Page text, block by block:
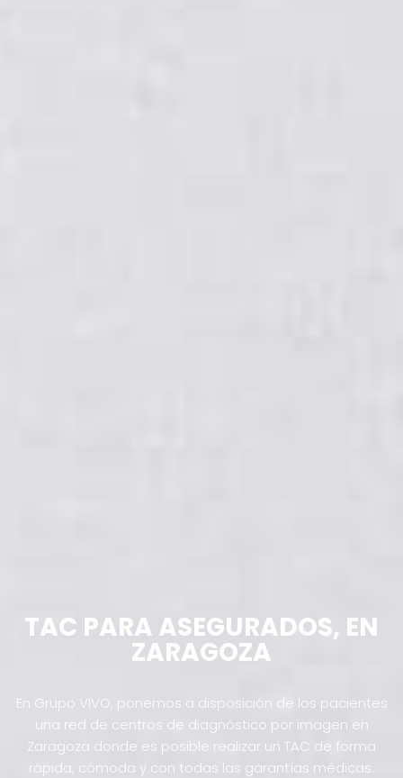
TAC PARA ASEGURADOS, EN
ZARAGOZA
En Grupo VIVO, ponemos a disposición de los pacientes
una red de centros de diagnóstico por imagen en
Zaragoza donde es posible realizar un TAC de forma
rápida, cómoda y con todas las garantías médicas.